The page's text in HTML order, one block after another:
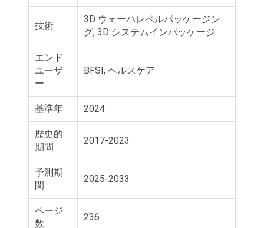
技術
3D ウェーハレベルパッケージン
グ, 3D システムインパッケージ
エンド
ユーザ
ー
BFSI, ヘルスケア
基準年 2024
歴史的
期間
2017-2023
予測期
間
2025-2033
ページ
数
236